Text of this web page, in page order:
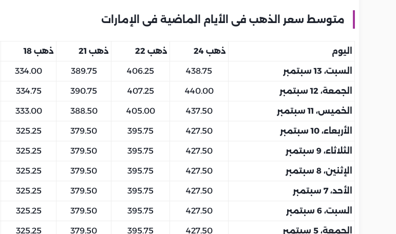
متوسط سعر الذهب فى الأيام الماضية فى الإمارات
اليوم ذهب 24 ذهب 22 ذهب 21 ذهب 18
السبت، 13 سبتمبر 438.75
406.25
389.75
334.00
الجمعة، 12 سبتمبر 440.00
407.25
390.75
334.75
الخميس، 11 سبتمبر 437.50
405.00
388.50
333.00
الأربعاء، 10 سبتمبر 427.50
395.75
379.50
325.25
الثلاثاء، 9 سبتمبر 427.50
395.75
379.50
325.25
الإثنين، 8 سبتمبر 427.50
395.75
379.50
325.25
الأحد، 7 سبتمبر 427.50
395.75
379.50
325.25
السبت، 6 سبتمبر 427.50
395.75
379.50
325.25
الجمعة، 5 سبتمبر 427.50
395.75
379.50
325.25